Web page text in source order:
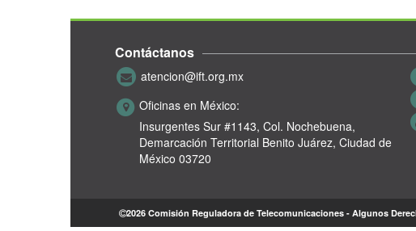
Contáctanos
atencion@ift.org.mx
Oficinas en México:
Insurgentes Sur #1143, Col. Nochebuena,
Demarcación Territorial Benito Juárez, Ciudad de
México 03720
2026 Comisión Reguladora de Telecomunicaciones - Algunos